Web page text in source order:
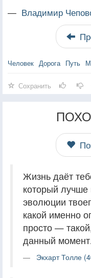
— Владимир
Человек Дорога Путь
Сохранить
Жизнь даёт
который лучше
эволюции
какой именно
просто —
данный
Экхарт Толле